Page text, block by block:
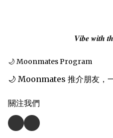
𝑽𝒊𝒃𝒆 𝒘𝒊𝒕𝒉
🌙 Moonmates Program
🌙 Moonmates 推介朋友，
關注我們